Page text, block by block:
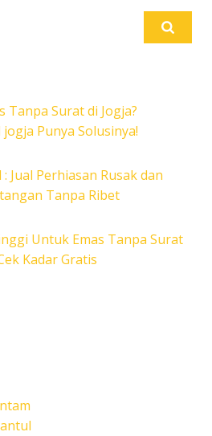
Tanpa Surat di Jogja?
Punya Solusinya!
: Jual Perhiasan Rusak dan
Tanpa Ribet
Untuk Emas Tanpa Surat
Kadar Gratis